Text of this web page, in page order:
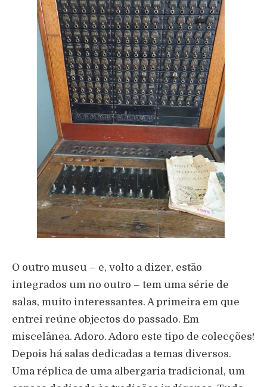
O outro museu – e, volto a dizer, estão
integrados um no outro – tem uma série de
salas, muito interessantes. A primeira em que
entrei reúne objectos do passado. Em
miscelânea. Adoro. Adoro este tipo de colecções!
Depois há salas dedicadas a temas diversos.
Uma réplica de uma albergaria tradicional, um